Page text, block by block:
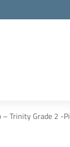
– Trinity Grade 2 -